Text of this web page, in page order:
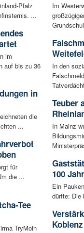
Pfalz
...
im
auf bis zu 36
in
die
...
für
die ...
Tee
TryMoin
Im
In den
Teuber
In Mainz
100
Ein
dürfte: Die
Koblenz